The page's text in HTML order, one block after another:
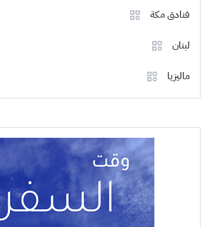
فنادق مكة
لبنان
ماليزيا